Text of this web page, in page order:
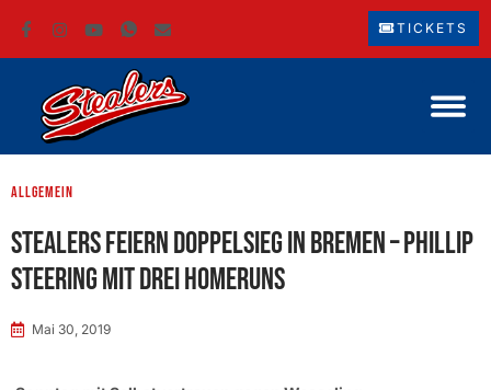
TICKETS
Allgemein
Stealers feiern Doppelsieg in Bremen – Phillip
Steering mit drei Homeruns
Mai 30, 2019